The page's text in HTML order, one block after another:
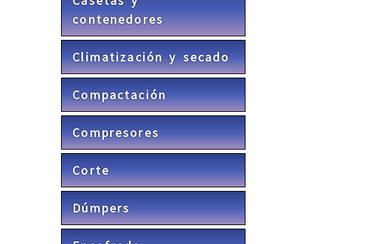
contenedores
Climatización y secado
Compactación
Compresores
Corte
Dúmpers